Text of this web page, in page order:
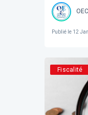
Publié le12
Fiscalité